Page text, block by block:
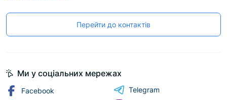
Перейти до контактів
Ми у соціальних мережах
Facebook
Telegram